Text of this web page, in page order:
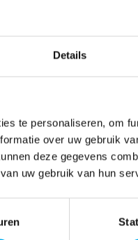
Details
te personaliseren, om
over uw gebruik
deze gegevens
uw gebruik van hun